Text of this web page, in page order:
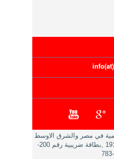
في مصر والشرق الاوسط
سجل تجاري رقم 5-00111-191 ,بطاقة ضريبية رقم 200-